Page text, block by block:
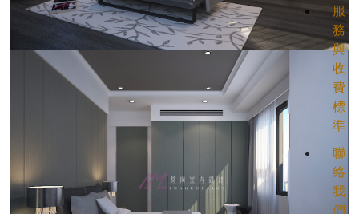
服
務
與
收
費
標
準
聯
絡
我
們